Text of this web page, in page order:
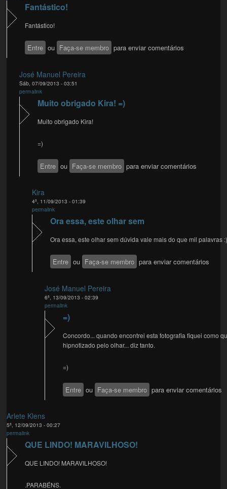
Fantástico!
Fantástico!
Entre ou Faça-se membro para enviar comentários
José Manuel Pereira
Sáb, 07/09/2013 - 03:51
permalink
Muito obrigado Kira! =)
Muito obrigado Kira!
=)
Entre ou Faça-se membro para enviar comentários
Kira
4ª, 11/09/2013 - 01:39
permalink
Ora essa, este olhar sem
Ora essa, este olhar sem dúvida vale mais do que mil palavras
Entre ou Faça-se membro para enviar comentários
José Manuel Pereira
6ª, 13/09/2013 - 02:39
permalink
=)
Concordo... quando encontrei esta fotografia fiquei como
hipnotizado pelo olhar... diz tanto.
=)
Entre ou Faça-se membro para enviar comentários
Arlete Klens
5ª, 12/09/2013 - 00:27
permalink
QUE LINDO! MARAVILHOSO!
QUE LINDO! MARAVILHOSO!
.PARABÉNS.